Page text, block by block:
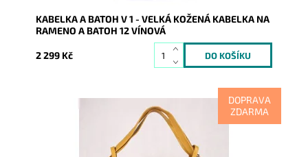
KABELKA A BATOH V 1 - VELKÁ KOŽENÁ KABELKA NA
RAMENO A BATOH 12 VÍNOVÁ
2 299 Kč
DOPRAVA
ZDARMA
Kabelka na rameno a batoh v jednom provedení nyní v
krásné hořčicové barvě! Moderní italský kvalitní